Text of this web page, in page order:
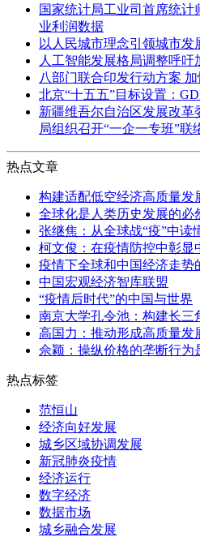
国家统计局工业司首席统计
业利润数据
以人民城市理念引领城市发
人工智能发展格局调整呼吁
八部门联合印发行动方案
北京“十五五”目标设置：
新疆维吾尔自治区发展改
局组织召开“一企一专班”联
热点文章
构建适配低空经济高质量发
全球化是人类历史发展的必
张继焦：从全球战“疫”中读
柯文俊：在疫情防控中彰显
疫情下全球和中国经济走势
中国宏观经济智库联盟
“疫情后时代”的中国与世界
南京大学孔令池：构建长三
高国力：推动形成高质量发
佘颖：操纵价格的垄断行为
热点标签
范恒山
经济向好发展
城乡区域协调发展
新冠肺炎疫情
经济运行
数字经济
数据市场
城乡融合发展